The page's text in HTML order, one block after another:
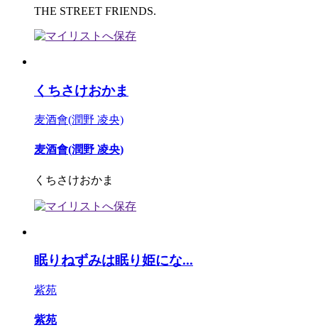
THE STREET FRIENDS.
くちさけおかま
麦酒會(潤野 凌央)
麦酒會(潤野 凌央)
くちさけおかま
眠りねずみは眠り姫にな...
紫苑
紫苑